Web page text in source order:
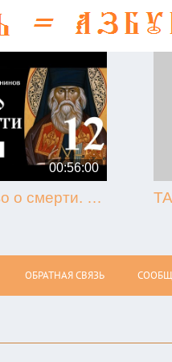
00:56:00
12. Слово о смерти. Игнатий Брянчанинов.
ОБРАТНАЯ СВЯЗЬ